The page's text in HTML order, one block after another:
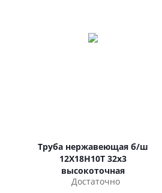
Труба нержавеющая б/ш
12Х18Н10Т 32х3
высокоточная
Достаточно